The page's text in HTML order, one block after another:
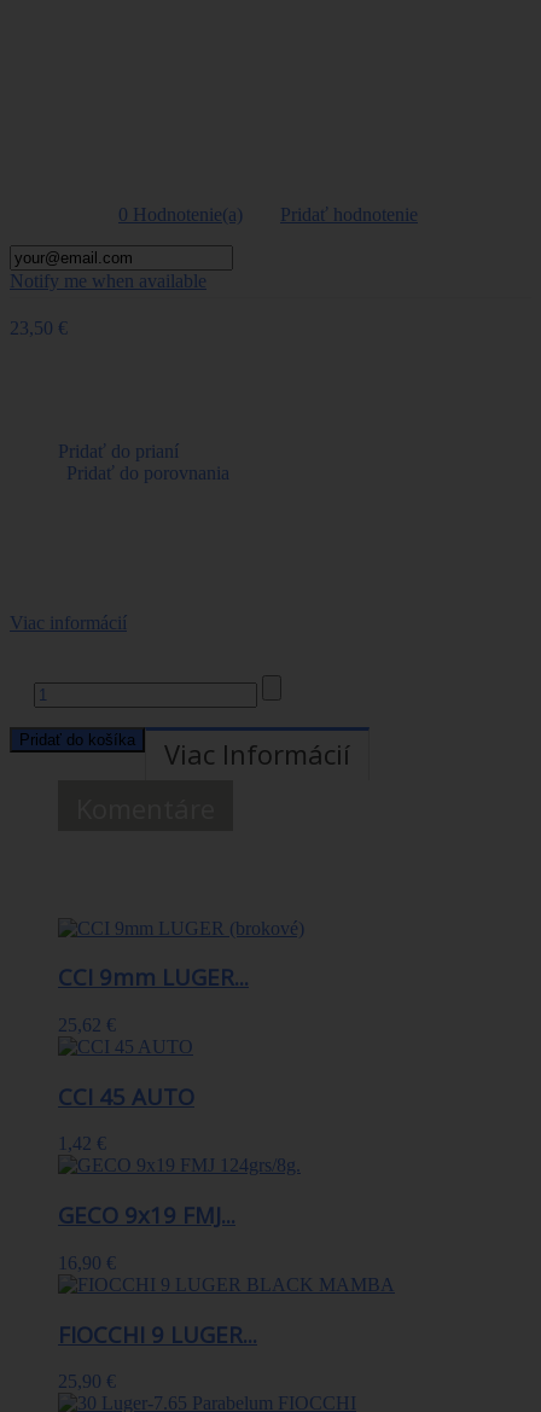
0 Hodnotenie(a) Pridať hodnotenie
Notify me when available
23,50 €
Pridať do prianí
Pridať do porovnania
Viac informácií
Pridať do košíka
Viac Informácií
CCI 9mm LUGER...
25,62 €
CCI 45 AUTO
1,42 €
GECO 9x19 FMJ...
16,90 €
FIOCCHI 9 LUGER...
25,90 €